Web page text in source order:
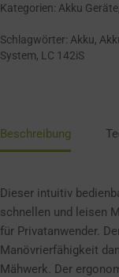
Kategorien: Akku Geräte
Schlagwörter: Akku,
System, LC 142iS
Beschreibung
Dieser intuitiv
schnellen und leisen
für Privatanwender.
Manövrierfähigkeit
Mähwerk. Der